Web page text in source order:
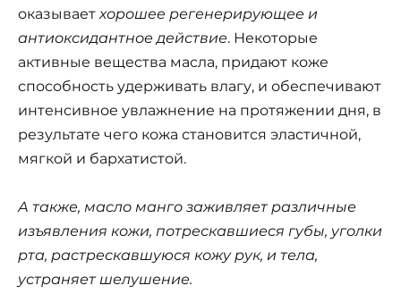
оказывает хорошее регенерирующее и
антиоксидантное действие. Некоторые
активные вещества масла, придают коже
способность удерживать влагу, и обеспечивают
интенсивное увлажнение на протяжении дня, в
результате чего кожа становится эластичной,
мягкой и бархатистой.
А также, масло манго заживляет различные
изъявления кожи, потрескавшиеся губы, уголки
рта, растрескавшуюся кожу рук, и тела,
устраняет шелушение.